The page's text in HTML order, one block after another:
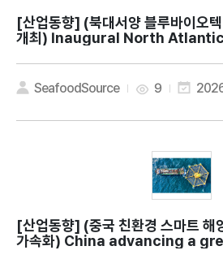
[산업동향]
개최) Inaugural North
eafood industry via tech
n SeafoodSource 9
[산업동향]
가속화) China advancing a